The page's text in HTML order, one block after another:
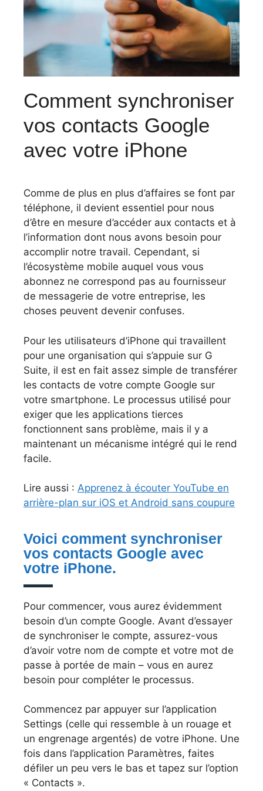
Comment synchroniser
vos contacts Google
avec votre iPhone
Comme de plus en plus d’affaires se font par
téléphone, il devient essentiel pour nous
d’être en mesure d’accéder aux contacts et à
l’information dont nous avons besoin pour
accomplir notre travail. Cependant, si
l’écosystème mobile auquel vous vous
abonnez ne correspond pas au fournisseur
de messagerie de votre entreprise, les
choses peuvent devenir confuses.
Pour les utilisateurs d’iPhone qui travaillent
pour une organisation qui s’appuie sur G
Suite, il est en fait assez simple de transférer
les contacts de votre compte Google sur
votre smartphone. Le processus utilisé pour
exiger que les applications tierces
fonctionnent sans problème, mais il y a
maintenant un mécanisme intégré qui le rend
facile.
Lire aussi : Apprenez à écouter YouTube en
arrière-plan sur iOS et Android sans coupure
Voici comment synchroniser
vos contacts Google avec
votre iPhone.
Pour commencer, vous aurez évidemment
besoin d’un compte Google. Avant d’essayer
de synchroniser le compte, assurez-vous
d’avoir votre nom de compte et votre mot de
passe à portée de main – vous en aurez
besoin pour compléter le processus.
Commencez par appuyer sur l’application
Settings (celle qui ressemble à un rouage et
un engrenage argentés) de votre iPhone. Une
fois dans l’application Paramètres, faites
défiler un peu vers le bas et tapez sur l’option
« Contacts ».